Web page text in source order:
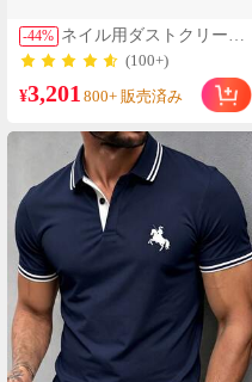
-44% ネイル用ダストクリーナ
ー 集塵機 5000rpm強力吸
引 水洗い可能フィルター
革製アームレスト 手首疲
れ軽減 無段階調節 簡単
操作 プロネイリスト監修
家庭用 サロン級 ネイル
ダスト除去 ホコリ 粉塵
対策 コンパクト 省スペ
ース 1年保証 セルフネイ
ル ジェルネイル マニキ
ュア お手入れ ギフト 母
の日 誕生日プレゼント|
グリッドパネルトップ |
効率的なエアフローデザ
イン｜家庭用コンパクト
設計・安心の保証付き
(100+)
¥3,201 800+ 販売済み